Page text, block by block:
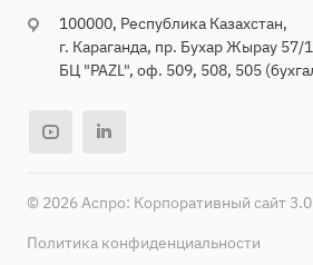
100000, Республика Казахстан,
г. Караганда, пр. Бухар Жырау 57/
БЦ "PAZL", оф. 509, 508, 505
© 2026 Аспро: Корпоративный сайт 3.0
Политика конфиденциальности